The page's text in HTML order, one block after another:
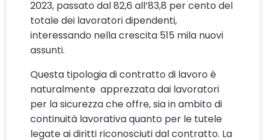
2023, passato dal 82,6 all’83,8 per cento del
totale dei lavoratori dipendenti,
interessando nella crescita 515 mila nuovi
assunti.
Questa tipologia di contratto di lavoro è
naturalmente apprezzata dai lavoratori
per la sicurezza che offre, sia in ambito di
continuità lavorativa quanto per le tutele
legate ai diritti riconosciuti dal contratto. La